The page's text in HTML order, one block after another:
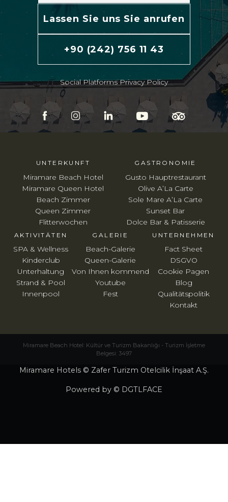
Lassen Sie uns Sie anrufen
+90 (242) 756 11 43
UNTERKUNFT
Miramare Beach Hotel
Miramare Queen Hotel
Beach Zimmer
Queen Zimmer
Flitterwochen
GASTRONOMIE
Gusto Hauptrestaurant
Olive A’La Carte
Sole Mare A’La Carte
Sunset Bar
Dolce Bar & Patisserie
AKTIVITÄTEN
SPA & Wellness
Kinderclub
Unterhaltung
Strand & Pool
Innenpool
UNTERNEHMEN
Fact Sheet
DSGVO
Cookie Pagen
Blog
Qualitätspolitik
Kontakt
GALERIE
Beach-Galerie
Queen-Galerie
Von Ihnen kommend
Youtube
Fest
Social Platforms Privacy Policy
Miramare Beach Hotel: Kültür ve Turizm Bakanlığı - Turizm İşletme
Belgesi: 3497
Miramare Hotels © Zafer Turizm Otelcilik İnşaat A.Ş.
Powered by © DGTLFACE